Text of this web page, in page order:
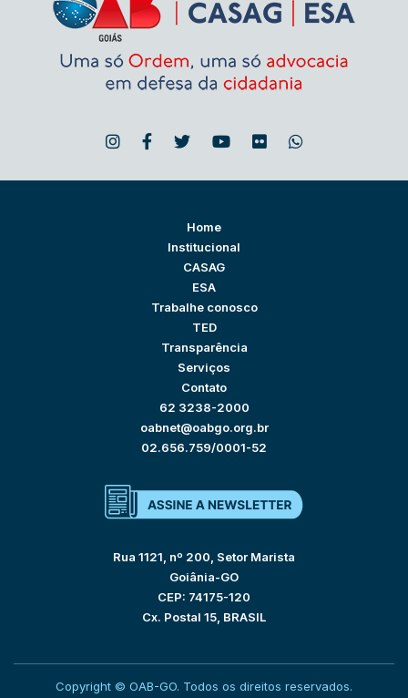
Home
Institucional
CASAG
ESA
Trabalhe conosco
TED
Transparência
Serviços
Contato
62 3238-2000
oabnet@oabgo.org.br
02.656.759/0001-52
Rua 1121, nº 200, Setor Marista
Goiânia-GO
CEP: 74175-120
Cx. Postal 15, BRASIL
Copyright © OAB-GO. Todos os direitos reservados.